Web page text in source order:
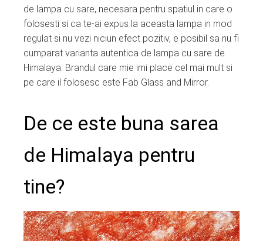
de lampa cu sare, necesara pentru spatiul in care o
folosesti si ca te-ai expus la aceasta lampa in mod
regulat si nu vezi niciun efect pozitiv, e posibil sa nu fi
cumparat varianta autentica de lampa cu sare de
Himalaya. Brandul care mie imi place cel mai mult si
pe care il folosesc este Fab Glass and Mirror.
De ce este buna sarea
de Himalaya pentru
tine?